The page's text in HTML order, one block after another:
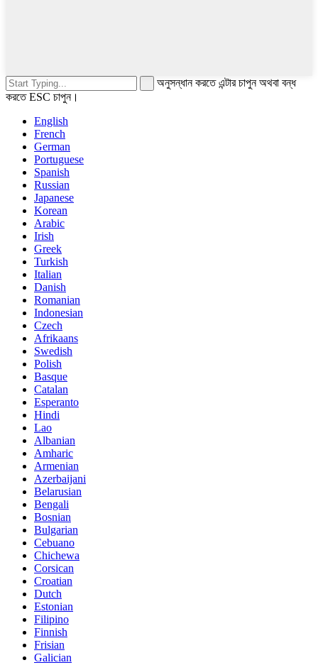
অনুসন্ধান করতে এন্টার চাপুন অথবা বন্ধ
করতে ESC চাপুন।
English
French
German
Portuguese
Spanish
Russian
Japanese
Korean
Arabic
Irish
Greek
Turkish
Italian
Danish
Romanian
Indonesian
Czech
Afrikaans
Swedish
Polish
Basque
Catalan
Esperanto
Hindi
Lao
Albanian
Amharic
Armenian
Azerbaijani
Belarusian
Bengali
Bosnian
Bulgarian
Cebuano
Chichewa
Corsican
Croatian
Dutch
Estonian
Filipino
Finnish
Frisian
Galician